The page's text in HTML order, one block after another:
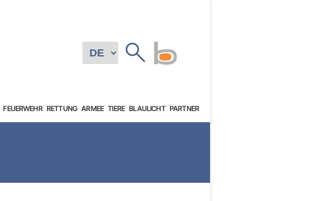
FEUERWEHR RETTUNG ARMEE TIERE BLAULICHT PARTNER